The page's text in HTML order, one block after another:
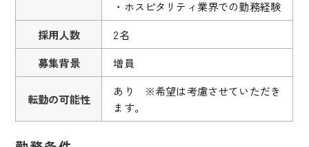
・ホスピタリティ業界での勤務経験
採用人数
2名
募集背景
増員
転勤の可能性
あり ※希望は考慮させていただき
ます。